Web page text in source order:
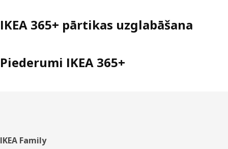
IKEA 365+ pārtikas uzglabāšana
Piederumi IKEA 365+
Kājene
IKEA Family